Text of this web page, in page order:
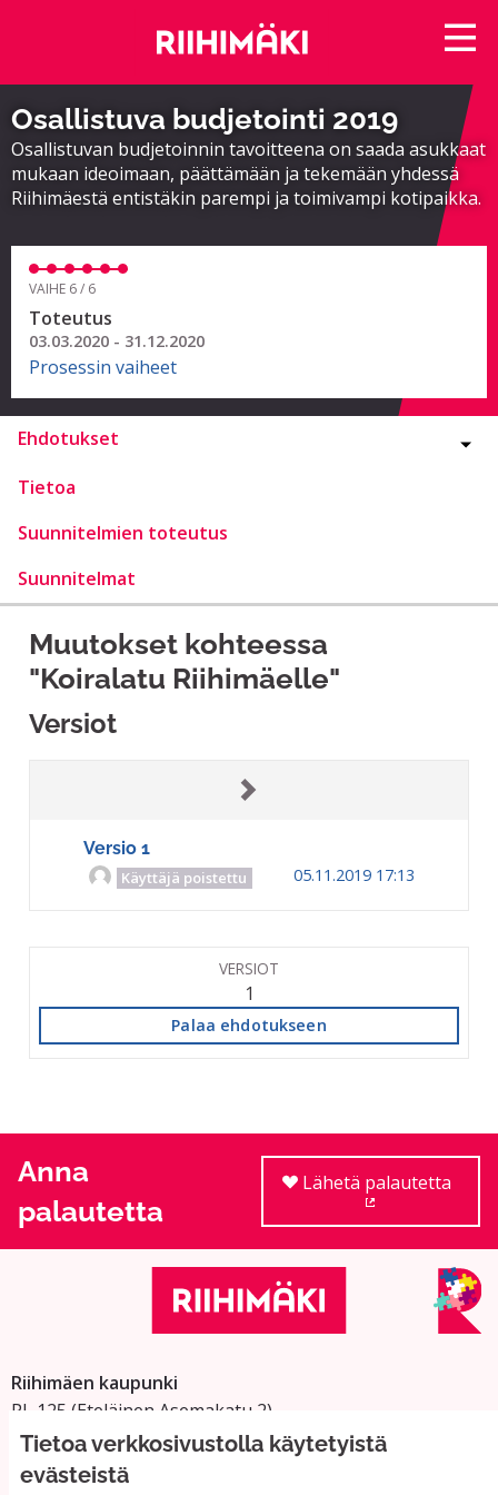
Tietoa verkkosivustolla käytetyistä
evästeistä
Osallistuva budjetointi 2019
Osallistuvan budjetoinnin tavoitteena on saada asukkaat
mukaan ideoimaan, päättämään ja tekemään yhdessä
Riihimäestä entistäkin parempi ja toimivampi kotipaikka.
VAIHE 6 / 6
Toteutus
03.03.2020 - 31.12.2020
Prosessin vaiheet
Ehdotukset
Tietoa
Suunnitelmien toteutus
Suunnitelmat
Muutokset kohteessa
"Koiralatu Riihimäelle"
Versiot
Versio 1
Käyttäjä poistettu 05.11.2019 17:13
VERSIOT
1
Palaa ehdotukseen
Anna
palautetta
Lähetä palautetta
Riihimäen kaupunki
PL 125 (Eteläinen Asemakatu 2)
11101 Riihimäki
Vaihde: 019 758 4000